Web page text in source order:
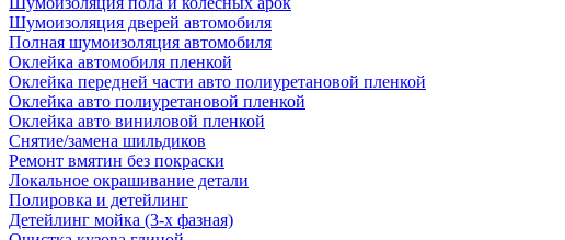
Шумоизоляция дверей автомобиля
Полная шумоизоляция автомобиля
Оклейка автомобиля пленкой
Оклейка передней части авто полиуретановой пленкой
Оклейка авто полиуретановой пленкой
Оклейка авто виниловой пленкой
Снятие/замена шильдиков
Ремонт вмятин без покраски
Локальное окрашивание детали
Полировка и детейлинг
Детейлинг мойка (3-х фазная)